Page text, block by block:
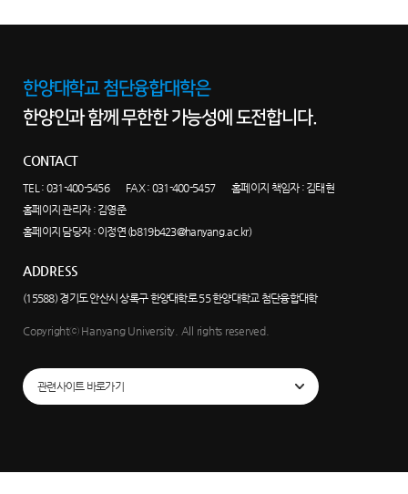
한양대학교 첨단융합대학은
한양인과 함께 무한한 가능성에 도전합니다.
CONTACT
TEL : 031-400-5456 FAX : 031-400-5457
홈페이지 책임자 : 김태현
홈페이지 관리자 : 김영준
홈페이지 담당자 : 이정연 (b819b423@hanyang.ac.kr)
ADDRESS
(15588) 경기도 안산시 상록구 한양대학로 55 한양대학교 첨단융합대학
Copyrightⓒ Hanyang University. All rights reserved.
관련사이트 바로가기